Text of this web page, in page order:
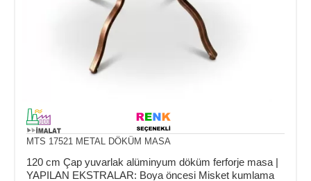
MTS 17521 METAL DÖKÜM MASA
120 cm Çap yuvarlak alüminyum döküm ferforje masa |
YAPILAN EKSTRALAR: Boya öncesi Misket kumlama